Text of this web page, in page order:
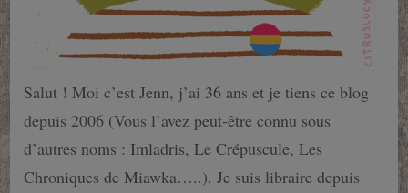
Salut ! Moi c’est Jenn, j’ai 36 ans et je tiens ce blog
depuis 2006 (Vous l’avez peut-être connu sous
d’autres noms : Imladris, Le Crépuscule, Les
Chroniques de Miawka…..). Je suis libraire depuis